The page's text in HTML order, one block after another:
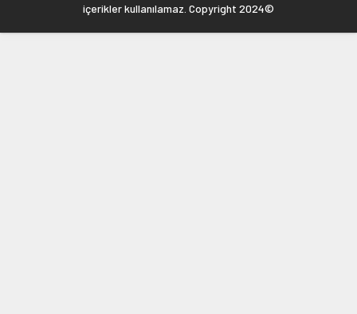
içerikler kullanılamaz. Copyright 2024©